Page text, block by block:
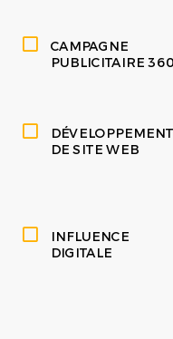
CAMPAGNE
PUBLICITAIRE
DÉVELOPPEMENT
DE SITE WEB
INFLUENCE
DIGITALE